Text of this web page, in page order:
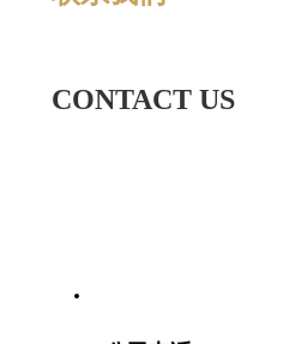
CONTACT US